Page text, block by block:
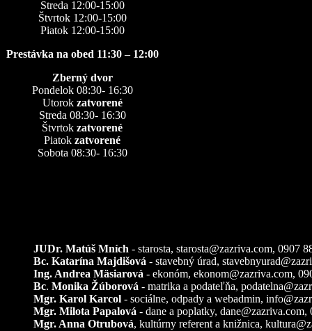
Streda 12:00-15:00
Štvrtok 12:00-15:00
Piatok 12:00-15:00
Prestávka na obed 11:30 – 12:00
Zberný dvor
Pondelok 08:30- 16:30
Utorok zatvorené
Streda 08:30- 16:30
Štvrtok zatvorené
Piatok zatvorené
Sobota 08:30- 16:30
JUDr. Matúš Mních - starosta, starosta@zazriva.com, 0907
Bc. Katarína Majdišová - stavebný úrad,
Ing. Andrea Mäsiarová - ekonóm, ekonom@zazriva.com,
Bc. Monika Žúborová - matrika a podateľňa,
Mgr. Karol Karcol - sociálne, odpady a webadmin,
Mgr. Milota Papalová - dane a poplatky, dane@zazriva.com,
Mgr. Anna Otrubová, kultúrny referent a knižnica,